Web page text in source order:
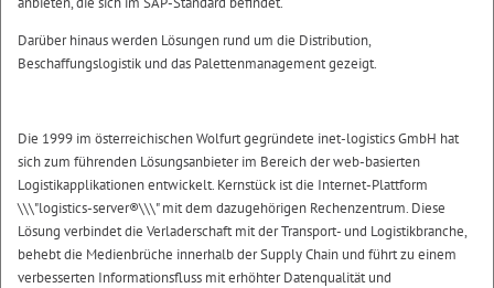
Darüber hinaus werden Lösungen rund um die Distribution,
Beschaffungslogistik und das Palettenmanagement gezeigt.
Die 1999 im österreichischen Wolfurt gegründete inet-logistics GmbH hat
sich zum führenden Lösungsanbieter im Bereich der web-basierten
Logistikapplikationen entwickelt. Kernstück ist die Internet-Plattform
\\\"logistics-server®\\\" mit dem dazugehörigen Rechenzentrum. Diese
Lösung verbindet die Verladerschaft mit der Transport- und Logistikbranche,
behebt die Medienbrüche innerhalb der Supply Chain und führt zu einem
verbesserten Informationsfluss mit erhöhter Datenqualität und